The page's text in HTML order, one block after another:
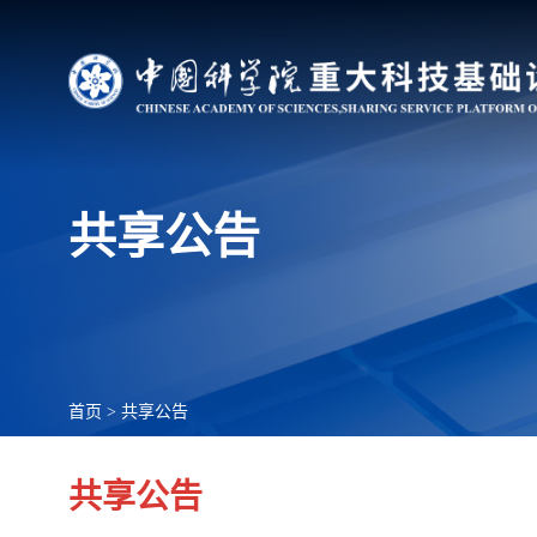
共享公告
首页 > 共享公告
共享公告